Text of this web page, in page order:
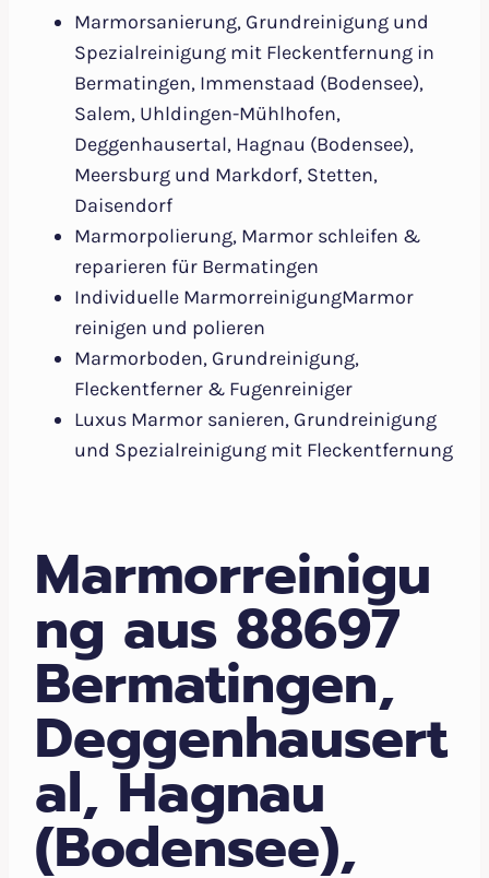
Marmorsanierung, Grundreinigung und
Spezialreinigung mit Fleckentfernung in
Bermatingen, Immenstaad (Bodensee),
Salem, Uhldingen-Mühlhofen,
Deggenhausertal, Hagnau (Bodensee),
Meersburg und Markdorf, Stetten,
Daisendorf
Marmorpolierung, Marmor schleifen &
reparieren für Bermatingen
Individuelle MarmorreinigungMarmor
reinigen und polieren
Marmorboden, Grundreinigung,
Fleckentferner & Fugenreiniger
Luxus Marmor sanieren, Grundreinigung
und Spezialreinigung mit Fleckentfernung
Marmorreinigu
ng aus 88697
Bermatingen,
Deggenhausert
al, Hagnau
(Bodensee),